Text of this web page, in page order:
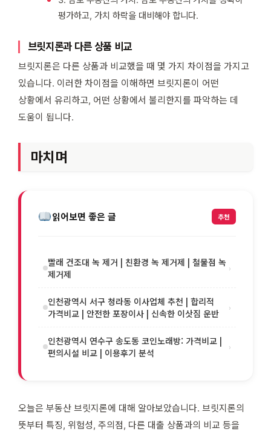
평가하고, 가치 하락을 대비해야 합니다.
브릿지론과 다른 상품 비교
브릿지론은 다른 상품과 비교했을 때 몇 가지 차이점을 가지고
있습니다. 이러한 차이점을 이해하면 브릿지론이 어떤
상황에서 유리하고, 어떤 상황에서 불리한지를 파악하는 데
도움이 됩니다.
마치며
읽어보면 좋은 글 추천
빨래 건조대 녹 제거 | 친환경 녹 제거제 | 철물점 녹
제거제
›
인천광역시 서구 청라동 이사업체 추천 | 합리적
가격비교 | 안전한 포장이사 | 신속한 이삿짐 운반
›
인천광역시 연수구 송도동 코인노래방: 가격비교 |
편의시설 비교 | 이용후기 분석
›
오늘은 부동산 브릿지론에 대해 알아보았습니다. 브릿지론의
뜻부터 특징, 위험성, 주의점, 다른 대출 상품과의 비교 등을